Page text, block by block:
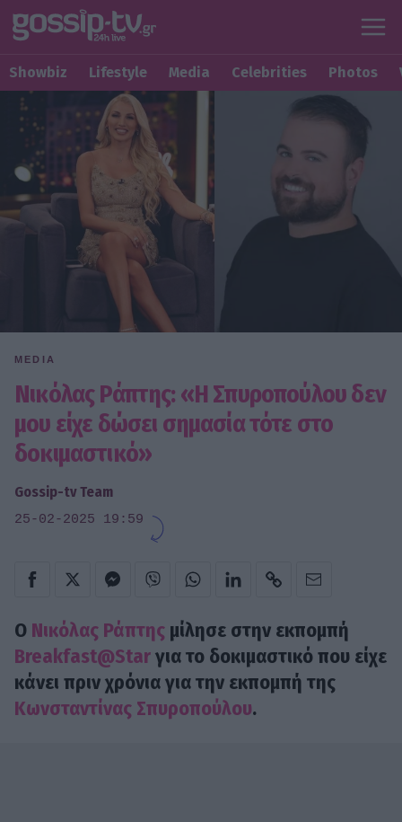
Showbiz Lifestyle Media Celebrities Photos
MEDIA
Νικόλας Ράπτης: «Η Σπυροπούλου δεν
μου είχε δώσει σημασία τότε στο
δοκιμαστικό»
Gossip-tv Team
25-02-2025 19:59
Ο Νικόλας Ράπτης μίλησε στην εκπομπή
Breakfast@Starγια το δοκιμαστικό που είχε
κάνει πριν χρόνια για την εκπομπή της
Κωνσταντίνας Σπυροπούλου.